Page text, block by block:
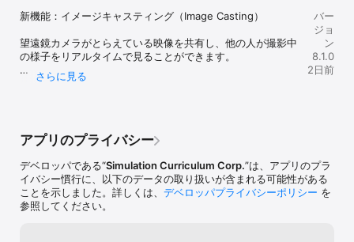
置。
+ 月面アウトライン – 海、クレーター、山などの詳細な輪郭で月面
を探検。
+ イベントファインダーの接近現象 – 月や惑星が近接する瞬間を正
確に検索。
+ 回転可能な視野インジケータ – 視野を任意の角度に回転可能。
+ ポイント＆識別 – デバイスを空に向けるだけで天体を即時識別。
+ 時間移動シミュレーション – 500 万年前から未来まで再現。
+ 望遠鏡制御 – ALPACA、INDI、StarSense Explorer 対応。
+ イベント検索 – 今夜から未来までの天文イベントを検索。
+ クラウド同期（オプション） – LiveSky にデータをバックアッ
新機能：イメージキャスティング（Image Casting）
望遠鏡カメラがとらえている映像を共有し、他の人が撮影中
の様子をリアルタイムで見ることができます。
- 画像をキャストする。撮影セッションのライブビューを配
ョンをフォローし、撮影された画像が星図のすぐ隣に表示さ
れるのを確認できます。
- 充実した画像詳細。共有された各画像には、新しくデザイ
ンされた詳細ビューで対象天体の情報、露出、総積分時間が
表示され、全画面表示モードにも対応します。
- 自分で管理できるプライバシー。新しい撮影プライバシー
さらに見る
バー
ジョ
ン
8.1.0
2日前
アプリのプライバシー
デベロッパである“Simulation Curriculum Corp.”は、アプリのプラ
イバシー慣行に、以下のデータの取り扱いが含まれる可能性がある
ことを示しました。詳しくは、 デベロッパプライバシーポリシー を
参照してください。